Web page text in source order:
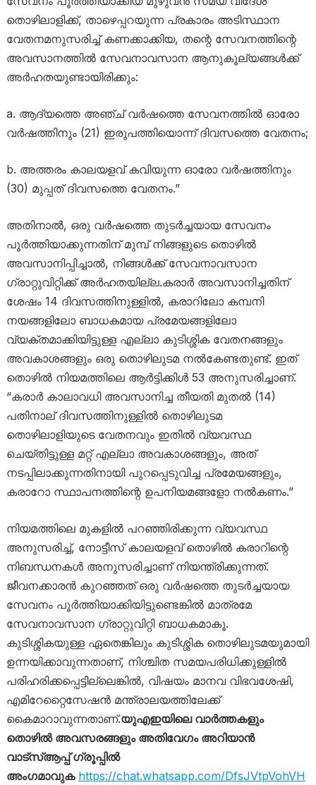
തൊഴിലാളിക്ക്, താഴെപ്പറയുന്ന പ്രകാരം അടിസ്ഥാന
വേതനമനുസരിച്ച് കണക്കാക്കിയ, തന്റെ സേവനത്തിന്റെ
അവസാനത്തിൽ സേവനാവസാന ആനുകൂല്യങ്ങൾക്ക്
അർഹതയുണ്ടായിരിക്കും:
a. ആദ്യത്തെ അഞ്ച് വർഷത്തെ സേവനത്തിൽ ഓരോ
വർഷത്തിനും (21) ഇരുപത്തിയൊന്ന് ദിവസത്തെ വേതനം;
b. അത്തരം കാലയളവ് കവിയുന്ന ഓരോ വർഷത്തിനും
(30) മുപ്പത് ദിവസത്തെ വേതനം.”
അതിനാൽ, ഒരു വർഷത്തെ തുടർച്ചയായ സേവനം
പൂർത്തിയാക്കുന്നതിന് മുമ്പ് നിങ്ങളുടെ തൊഴിൽ
അവസാനിപ്പിച്ചാൽ, നിങ്ങൾക്ക് സേവനാവസാന
ഗ്രാറ്റുവിറ്റിക്ക് അർഹതയില്ല.കരാർ അവസാനിച്ചതിന്
ശേഷം 14 ദിവസത്തിനുള്ളിൽ, കരാറിലോ കമ്പനി
നയങ്ങളിലോ ബാധകമായ പ്രമേയങ്ങളിലോ
വ്യക്തമാക്കിയിട്ടുള്ള എല്ലാ കുടിശ്ശിക വേതനങ്ങളും
അവകാശങ്ങളും ഒരു തൊഴിലുടമ നൽകേണ്ടതുണ്ട്. ഇത്
തൊഴിൽ നിയമത്തിലെ ആർട്ടിക്കിൾ 53 അനുസരിച്ചാണ്.
“കരാർ കാലാവധി അവസാനിച്ച തീയതി മുതൽ (14)
പതിനാല് ദിവസത്തിനുള്ളിൽ തൊഴിലുടമ
തൊഴിലാളിയുടെ വേതനവും ഇതിൽ വ്യവസ്ഥ
ചെയ്തിട്ടുള്ള മറ്റ് എല്ലാ അവകാശങ്ങളും, അത്
നടപ്പിലാക്കുന്നതിനായി പുറപ്പെടുവിച്ച പ്രമേയങ്ങളും,
കരാറോ സ്ഥാപനത്തിന്റെ ഉപനിയമങ്ങളോ നൽകണം.”
നിയമത്തിലെ മുകളിൽ പറഞ്ഞിരിക്കുന്ന വ്യവസ്ഥ
അനുസരിച്ച്, നോട്ടീസ് കാലയളവ് തൊഴിൽ കരാറിന്റെ
നിബന്ധനകൾ അനുസരിച്ചാണ് നിയന്ത്രിക്കുന്നത്.
ജീവനക്കാരൻ കുറഞ്ഞത് ഒരു വർഷത്തെ തുടർച്ചയായ
സേവനം പൂർത്തിയാക്കിയിട്ടുണ്ടെങ്കിൽ മാത്രമേ
സേവനാവസാന ഗ്രാറ്റുവിറ്റി ബാധകമാകൂ.
കുടിശ്ശികയുള്ള ഏതെങ്കിലും കുടിശ്ശിക തൊഴിലുടമയുമായി
ഉന്നയിക്കാവുന്നതാണ്, നിശ്ചിത സമയപരിധിക്കുള്ളിൽ
പരിഹരിക്കപ്പെട്ടില്ലെങ്കിൽ, വിഷയം മാനവ വിഭവശേഷി,
എമിറേറ്റൈസേഷൻ മന്ത്രാലയത്തിലേക്ക്
കൈമാറാവുന്നതാണ്.യുഎഇയിലെ വാർത്തകളും
തൊഴിൽ അവസരങ്ങളും അതിവേഗം അറിയാൻ
വാട്സ്ആപ്പ് ഗ്രൂപ്പിൽ
അംഗമാവുക https://chat.whatsapp.com/DfsJVtpVohVH